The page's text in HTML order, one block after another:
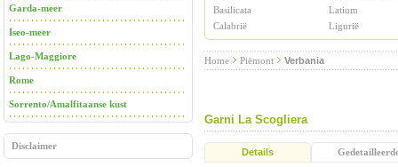
Garda-meer
Iseo-meer
Lago-Maggiore
Rome
Sorrento/Amalfitaanse kust
Disclaimer
Basilicata
Latium
Calabrië
Ligurië
Home Piëmont Verbania
Garni La Scogliera
Details